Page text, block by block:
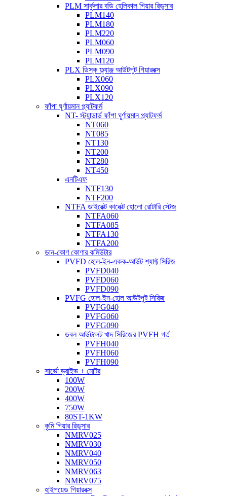
PLM সার্কুলার বডি হেলিকাল গিয়ার রিডুসার
PLM140
PLM180
PLM220
PLM060
PLM090
PLM120
PLX ডিস্ক ফ্ল্যাঞ্জ আউটপুট গিয়ারবক্স
PLX060
PLX090
PLX120
ফাঁপা ঘূর্ণায়মান প্ল্যাটফর্ম
NT- স্ট্যান্ডার্ড ফাঁপা ঘূর্ণায়মান প্ল্যাটফর্ম
NT060
NT085
NT130
NT200
NT280
NT450
এনটিএফ
NTF130
NTF200
NTFA ডাইরেক্ট কানেক্ট হোলো রোটারি স্টেজ
NTFA060
NTFA085
NTFA130
NTFA200
ডান-কোণ কোণার কমিউটার
PVFD হোল-ইন-একক-আউট শ্যাফ্ট সিরিজ
PVFD040
PVFD060
PVFD090
PVFG হোল-ইন-হোল আউটপুট সিরিজ
PVFG040
PVFG060
PVFG090
ডবল আউটলেট খাদ সিরিজের PVFH গর্ত
PVFH040
PVFH060
PVFH090
সার্ভো ড্রাইভ + মোটর
100W
200W
400W
750W
80ST-1KW
কৃমি গিয়ার রিডুসার
NMRV025
NMRV030
NMRV040
NMRV050
NMRV063
NMRV075
হাইপয়েড গিয়ারবক্স